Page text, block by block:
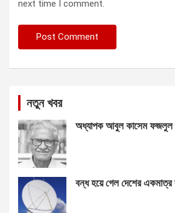
next time I comment.
নতুন খবর
অধ্যাপক আবুল কাসেম ফজলুল
বন্ধ হয়ে গেল দেশের একমাত্র